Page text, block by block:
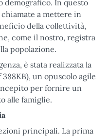
demografico. In questo
a mettere in
della collettività,
come il nostro, registra
popolazione.
è stata realizzata la
388KB), un opuscolo agile
per fornire un
alle famiglie.
principali. La prima